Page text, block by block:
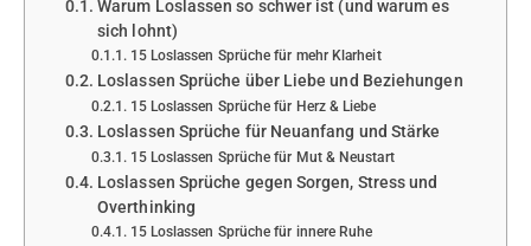
Warum Loslassen so schwer ist (und warum es
sich lohnt)
15 Loslassen Sprüche für mehr Klarheit
Loslassen Sprüche über Liebe und Beziehungen
15 Loslassen Sprüche für Herz & Liebe
Loslassen Sprüche für Neuanfang und Stärke
15 Loslassen Sprüche für Mut & Neustart
Loslassen Sprüche gegen Sorgen, Stress und
Overthinking
15 Loslassen Sprüche für innere Ruhe